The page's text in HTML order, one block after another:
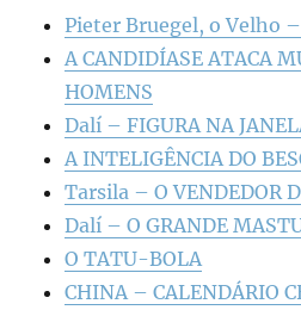
Pieter Bruegel, o Velho –
A CANDIDÍASE ATACA
HOMENS
Dalí – FIGURA NA
A INTELIGÊNCIA DO
Tarsila – O VENDEDOR
Dalí – O GRANDE
O TATU-BOLA
CHINA – CALENDÁRIO